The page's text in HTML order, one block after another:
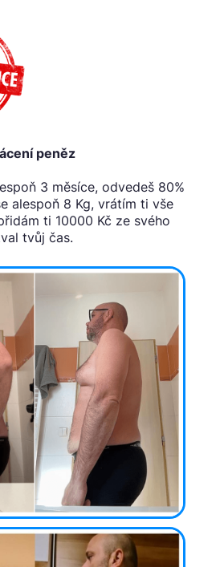
peněz
3 měsíce, odvedeš 80%
alespoň 8 Kg, vrátím ti vše
ti 10000 Kč ze svého
tvůj čas.